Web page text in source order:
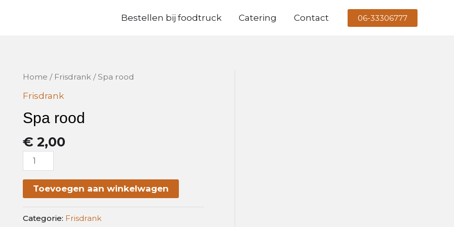
Bestellen bij foodtruck Catering Contact 06-33306777
Home / Frisdrank/ Spa rood
Frisdrank
Spa rood
€ 2,00
Spa
rood
Toevoegen aan winkelwagen
Categorie: Frisdrank